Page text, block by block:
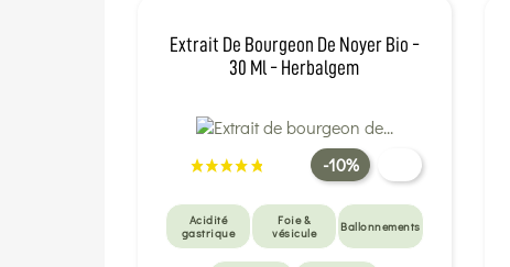
Extrait De Bourgeon De Noyer Bio -
30 Ml - Herbalgem
-10%
Acidité
gastrique
Foie &
vésicule
Ballonnements